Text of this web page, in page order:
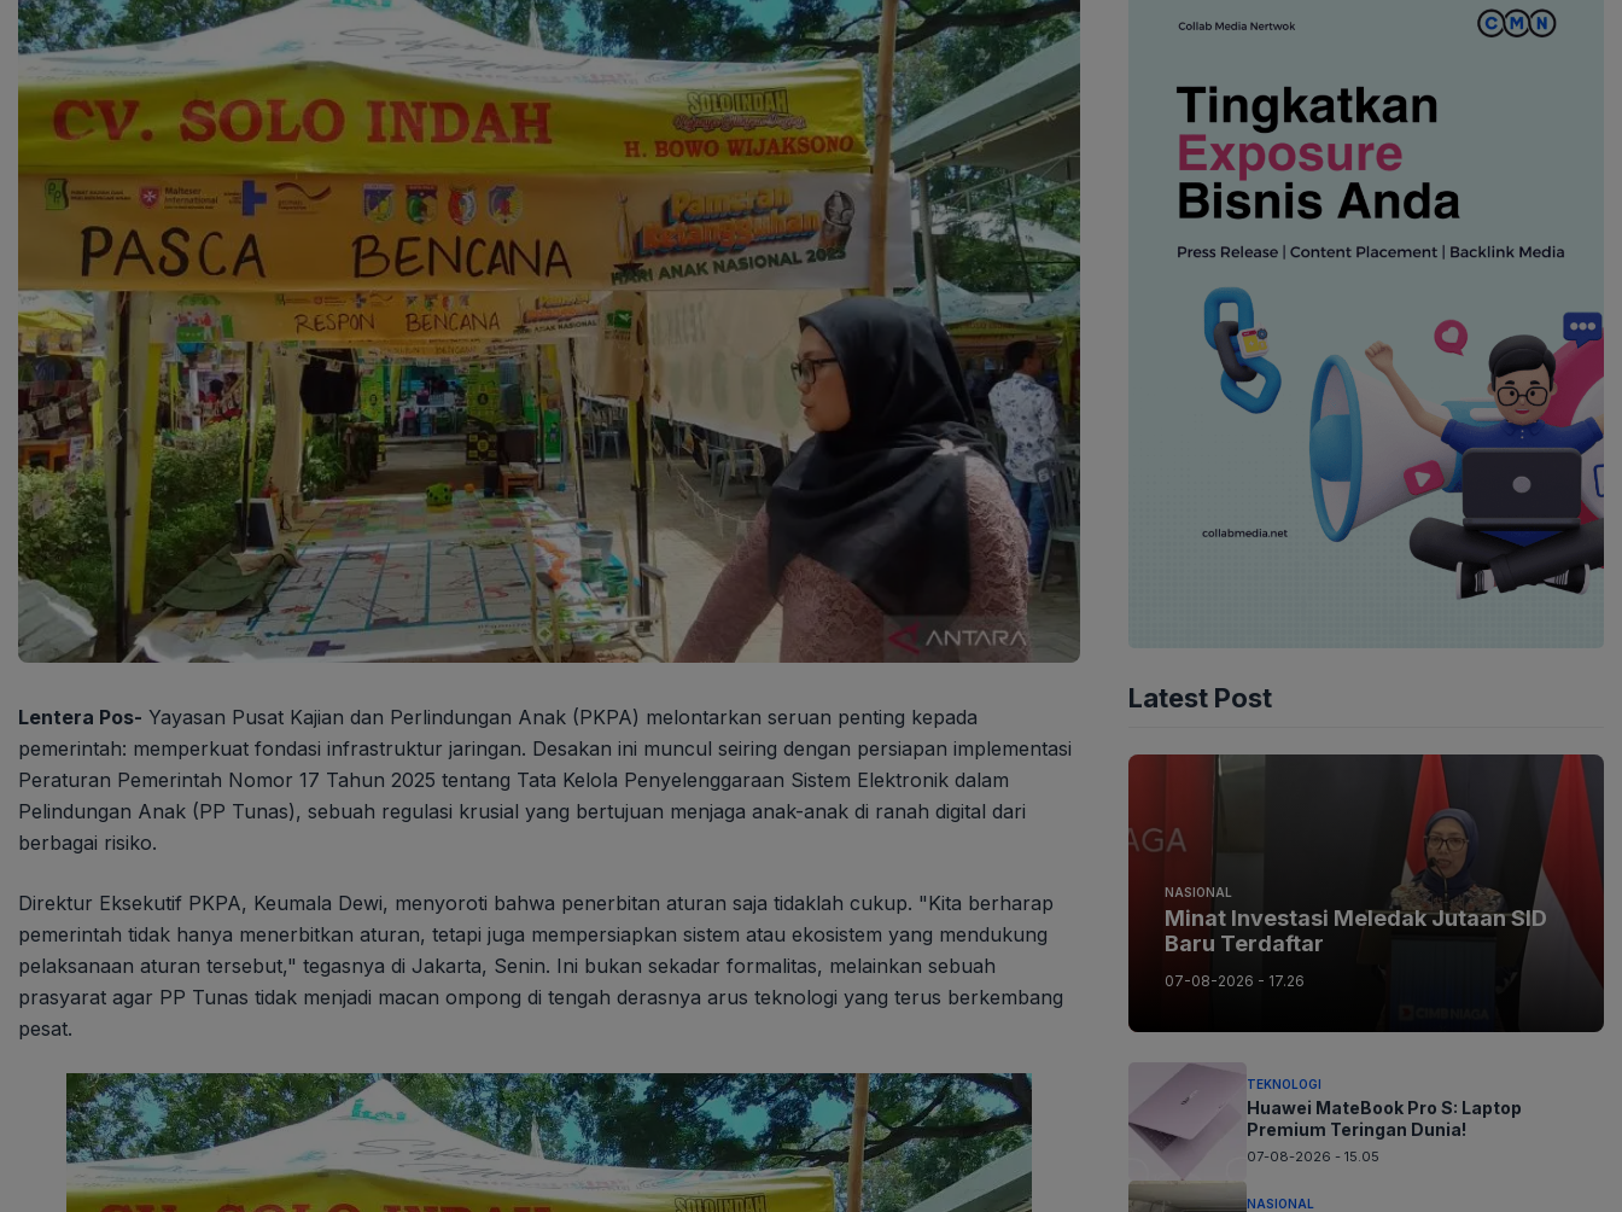
Lentera Pos- Yayasan Pusat Kajian dan Perlindungan Anak (PKPA) melontarkan seruan penting kepada
pemerintah: memperkuat fondasi infrastruktur jaringan. Desakan ini muncul seiring dengan persiapan implementasi
Peraturan Pemerintah Nomor 17 Tahun 2025 tentang Tata Kelola Penyelenggaraan Sistem Elektronik dalam
Pelindungan Anak (PP Tunas), sebuah regulasi krusial yang bertujuan menjaga anak-anak di ranah digital dari
berbagai risiko.
Direktur Eksekutif PKPA, Keumala Dewi, menyoroti bahwa penerbitan aturan saja tidaklah cukup. "Kita berharap
pemerintah tidak hanya menerbitkan aturan, tetapi juga mempersiapkan sistem atau ekosistem yang mendukung
pelaksanaan aturan tersebut," tegasnya di Jakarta, Senin. Ini bukan sekadar formalitas, melainkan sebuah
prasyarat agar PP Tunas tidak menjadi macan ompong di tengah derasnya arus teknologi yang terus berkembang
pesat.
Latest Post
NASIONAL
Minat Investasi Meledak Jutaan SID
Baru Terdaftar
07-08-2026 - 17.26
TEKNOLOGI
Huawei MateBook Pro S: Laptop
Premium Teringan Dunia!
07-08-2026 - 15.05
NASIONAL